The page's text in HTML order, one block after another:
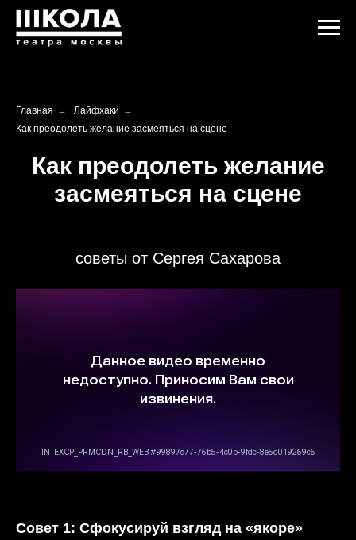
Главная → Лайфхаки →
Как преодолеть желание засмеяться на сцене
Как преодолеть желание
засмеяться на сцене
советы от Сергея Сахарова
Совет 1: Сфокусируй взгляд на «якоре»